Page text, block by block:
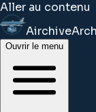
Aller au contenu
Airchive
Ouvrir le menu